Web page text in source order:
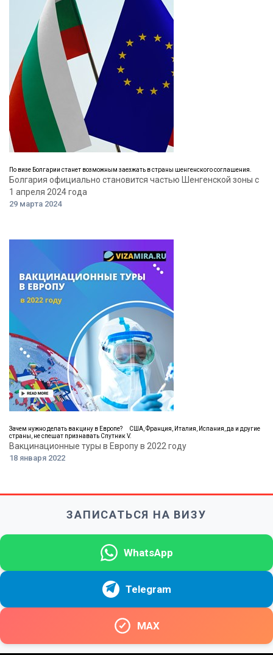
По визе Болгарии станет возможным заезжать в страны шенгенского соглашения.
Болгария официально становится частью Шенгенской зоны с
1 апреля 2024 года
29 марта 2024
Зачем нужно делать вакцину в Европе? ⠀ США, Франция, Италия, Испания, да и другие
страны, не спешат признавать Спутник V.
Вакцинационные туры в Европу в 2022 году
18 января 2022
ЗАПИСАТЬСЯ НА ВИЗУ
WhatsApp
Telegram
MAX